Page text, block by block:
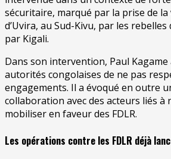
sécuritaire, marqué par la prise de
d’Uvira, au Sud-Kivu, par les
par Kigali.
Dans son intervention, Paul Kagame
autorités congolaises de ne pas
engagements. Il a évoqué en outre
collaboration avec des acteurs liés à
mobiliser en faveur des FDLR.
Les opérations contre les FDLR déjà